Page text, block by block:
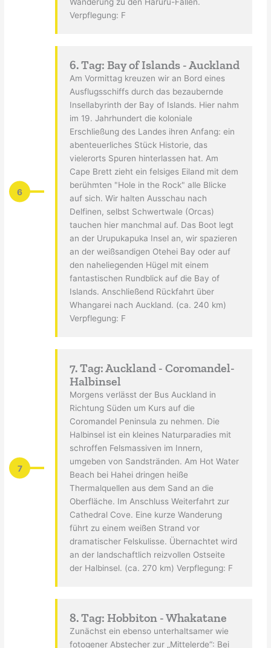
Wanderung zu den Haruru-Fällen.
Verpflegung: F
6
6. Tag: Bay of Islands - Auckland
Am Vormittag kreuzen wir an Bord eines
Ausflugsschiffs durch das bezaubernde
Insellabyrinth der Bay of Islands. Hier nahm
im 19. Jahrhundert die koloniale
Erschließung des Landes ihren Anfang: ein
abenteuerliches Stück Historie, das
vielerorts Spuren hinterlassen hat. Am
Cape Brett zieht ein felsiges Eiland mit dem
berühmten "Hole in the Rock" alle Blicke
auf sich. Wir halten Ausschau nach
Delfinen, selbst Schwertwale (Orcas)
tauchen hier manchmal auf. Das Boot legt
an der Urupukapuka Insel an, wir spazieren
an der weißsandigen Otehei Bay oder auf
den naheliegenden Hügel mit einem
fantastischen Rundblick auf die Bay of
Islands. Anschließend Rückfahrt über
Whangarei nach Auckland. (ca. 240 km)
Verpflegung: F
7
7. Tag: Auckland - Coromandel-
Halbinsel
Morgens verlässt der Bus Auckland in
Richtung Süden um Kurs auf die
Coromandel Peninsula zu nehmen. Die
Halbinsel ist ein kleines Naturparadies mit
schroffen Felsmassiven im Innern,
umgeben von Sandstränden. Am Hot Water
Beach bei Hahei dringen heiße
Thermalquellen aus dem Sand an die
Oberfläche. Im Anschluss Weiterfahrt zur
Cathedral Cove. Eine kurze Wanderung
führt zu einem weißen Strand vor
dramatischer Felskulisse. Übernachtet wird
an der landschaftlich reizvollen Ostseite
der Halbinsel. (ca. 270 km) Verpflegung: F
8. Tag: Hobbiton - Whakatane
Zunächst ein ebenso unterhaltsamer wie
fotogener Abstecher zur „Mittelerde“: Bei